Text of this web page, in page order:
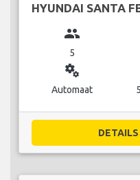
HYUNDAI SANTA
group
5
miscellaneous_services
Automaat